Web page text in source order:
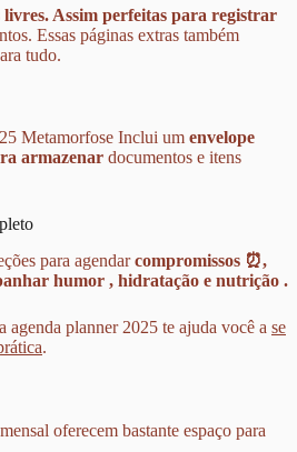
livres. Assim perfeitas para registrar
Essas páginas extras também
tudo.
Metamorfose Inclui um envelope
armazenar documentos e itens
para agendarcompromissos ⏰,
humor , hidratação e nutrição .
planner 2025 te ajuda você a se
.
oferecem bastante espaço para